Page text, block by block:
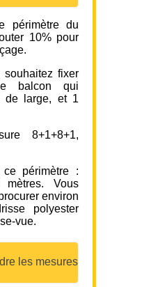
périmètre du
10% pour
souhaitez fixer
balcon qui
de large, et 1
8+1+8+1,
périmètre :
Vous
environ
polyester
vue.
les mesures